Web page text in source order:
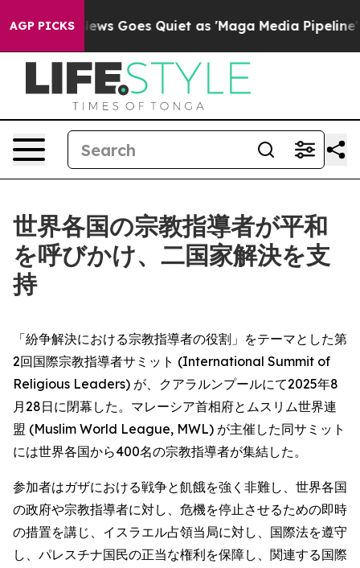
AGP PICKS
Fox News Goes Quiet as 'Maga Media Pipeline'
世界各国の宗教指導者が平和
を呼びかけ、二国家解決を支
持
「紛争解決における宗教指導者の役割」をテーマとした第
2回国際宗教指導者サミット (International Summit of
Religious Leaders) が、クアラルンプールにて2025年8
月28日に閉幕した。マレーシア首相府とムスリム世界連
盟 (Muslim World League, MWL) が主催した同サミット
には世界各国から400名の宗教指導者が集結した。
参加者はガザにおける戦争と飢餓を強く非難し、世界各国
の政府や宗教指導者に対し、危機を停止させるための即時
の措置を講じ、イスラエル占領当局に対し、国際法を遵守
し、パレスチナ国民の正当な権利を保障し、関連する国際